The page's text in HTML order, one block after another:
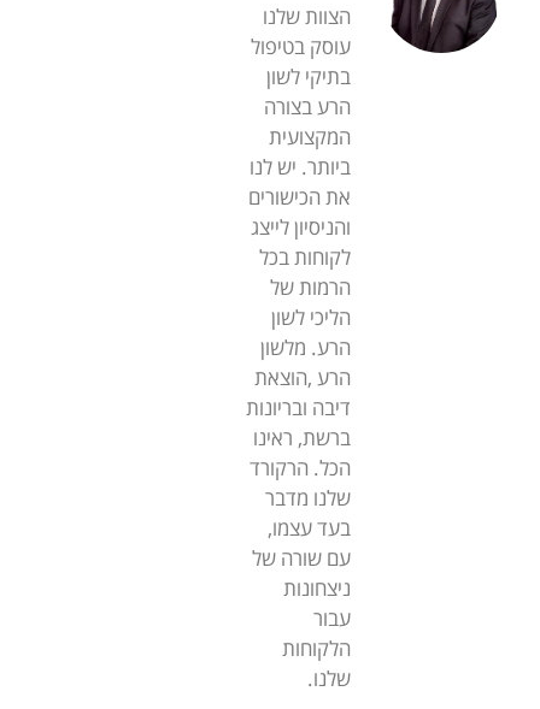
הצוות שלנו
עוסק בטיפול
בתיקי לשון
הרע בצורה
המקצועית
ביותר. יש לנו
את הכישורים
והניסיון לייצג
לקוחות בכל
הרמות של
הליכי לשון
הרע. מלשון
הרע ,הוצאת
דיבה ובריונות
ברשת, ראינו
הכל. הרקורד
שלנו מדבר
בעד עצמו,
עם שורה של
ניצחונות
עבור
הלקוחות
שלנו.